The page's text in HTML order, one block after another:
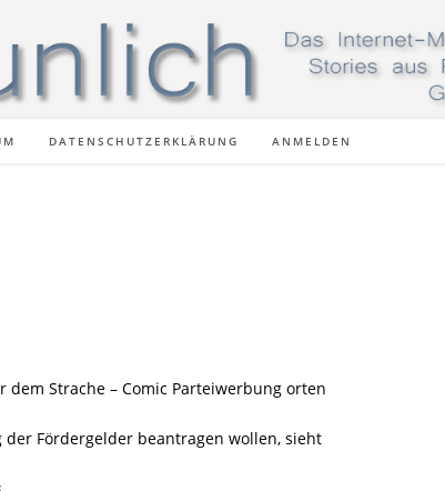
DATENSCHUTZERKLÄRUNG ANMELDEN
dem Strache – Comic Parteiwerbung orten
Fördergelder beantragen wollen, sieht